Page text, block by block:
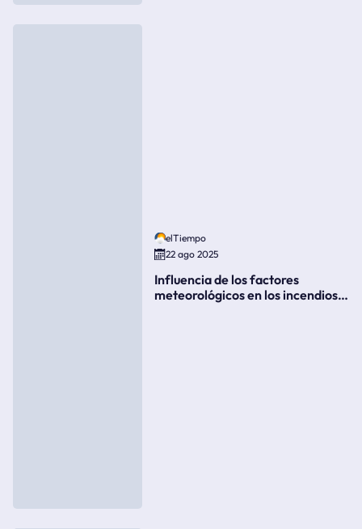
elTiempo
22 ago 2025
Influencia de los factores
meteorológicos en los incendios